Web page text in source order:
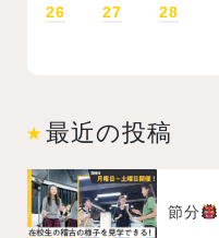
26
27 28
最近の投稿
節分